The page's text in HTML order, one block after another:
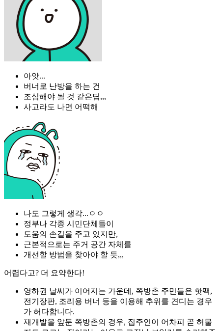
아앗...
버너로 난방을 하는 건
조심해야 될 것 같은딥,,,
사고라도 나면 어떡해
나도 그렇게 생각...ㅇㅇ
정부나 각종 시민단체들이
도움의 손길을 주고 있지만,
근본적으로는 주거 공간 자체를
개선할 방법을 찾아야 할 듯,,,
어렵다고? 더 요약한다!
영하권 날씨가 이어지는 가운데, 쪽방촌 주민들은 핫팩,
전기장판, 조리용 버너 등을 이용해 추위를 견디는 경우
가 허다합니다.
재개발을 앞둔 쪽방촌의 경우, 집주인이 어차피 곧 허물